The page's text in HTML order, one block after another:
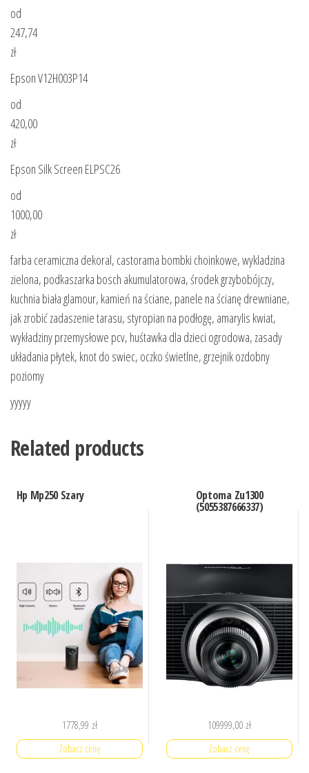
od
247,74
zł
Epson V12H003P14
od
420,00
zł
Epson Silk Screen ELPSC26
od
1000,00
zł
farba ceramiczna dekoral, castorama bombki choinkowe, wykladzina
zielona, podkaszarka bosch akumulatorowa, środek grzybobójczy,
kuchnia biała glamour, kamień na ściane, panele na ścianę drewniane,
jak zrobić zadaszenie tarasu, styropian na podłogę, amarylis kwiat,
wykładziny przemysłowe pcv, huśtawka dla dzieci ogrodowa, zasady
układania płytek, knot do swiec, oczko świetlne, grzejnik ozdobny
poziomy
yyyyy
Related products
Hp Mp250 Szary
1778,99 zł
Zobacz cenę
Optoma Zu1300
(5055387666337)
109999,00 zł
Zobacz cenę